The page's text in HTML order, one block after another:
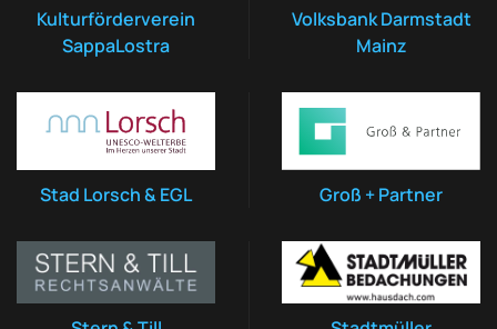
Kulturförderverein
SappaLostra
Volksbank Darmstadt
Mainz
Stad Lorsch & EGL Groß + Partner